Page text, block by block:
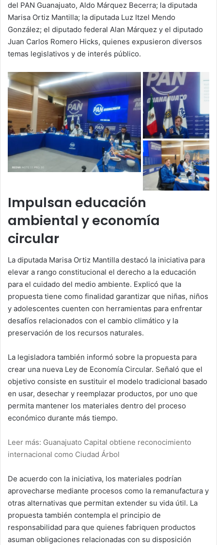
del PAN Guanajuato, Aldo Márquez Becerra; la diputada
Marisa Ortiz Mantilla; la diputada Luz Itzel Mendo
González; el diputado federal Alan Márquez y el diputado
Juan Carlos Romero Hicks, quienes expusieron diversos
temas legislativos y de interés público.
Impulsan educación
ambiental y economía
circular
La diputada Marisa Ortiz Mantilla destacó la iniciativa para
elevar a rango constitucional el derecho a la educación
para el cuidado del medio ambiente. Explicó que la
propuesta tiene como finalidad garantizar que niñas, niños
y adolescentes cuenten con herramientas para enfrentar
desafíos relacionados con el cambio climático y la
preservación de los recursos naturales.
La legisladora también informó sobre la propuesta para
crear una nueva Ley de Economía Circular. Señaló que el
objetivo consiste en sustituir el modelo tradicional basado
en usar, desechar y reemplazar productos, por uno que
permita mantener los materiales dentro del proceso
económico durante más tiempo.
Leer más: Guanajuato Capital obtiene reconocimiento
internacional como Ciudad Árbol
De acuerdo con la iniciativa, los materiales podrían
aprovecharse mediante procesos como la remanufactura y
otras alternativas que permitan extender su vida útil. La
propuesta también contempla el principio de
responsabilidad para que quienes fabriquen productos
asuman obligaciones relacionadas con su disposición